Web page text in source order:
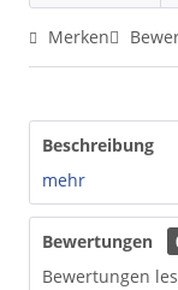
Merken
Beschreibung
mehr
Bewertungen
Bewertungen